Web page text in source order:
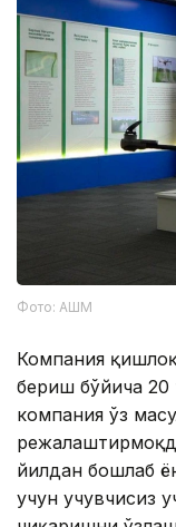
Фото: АШМ
Компания
бериш бўйича 20
компания ўз
йилдан бошлаб
учун учувчисиз